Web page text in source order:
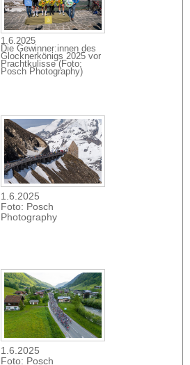
1.6.2025
Die Gewinner:innen des
Glocknerkönigs 2025 vor
Prachtkulisse (Foto:
Posch Photography)
1.6.2025
Foto: Posch
Photography
1.6.2025
Foto: Posch